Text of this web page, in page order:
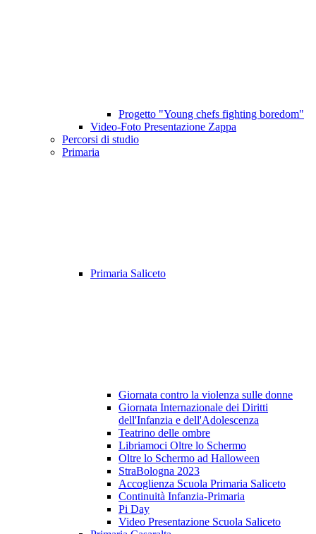
Progetto "Young chefs fighting boredom"
Video-Foto Presentazione Zappa
Percorsi di studio
Primaria
Primaria Saliceto
Giornata contro la violenza sulle donne
Giornata Internazionale dei Diritti
dell'Infanzia e dell'Adolescenza
Teatrino delle ombre
Libriamoci Oltre lo Schermo
Oltre lo Schermo ad Halloween
StraBologna 2023
Accoglienza Scuola Primaria Saliceto
Continuità Infanzia-Primaria
Pi Day
Video Presentazione Scuola Saliceto